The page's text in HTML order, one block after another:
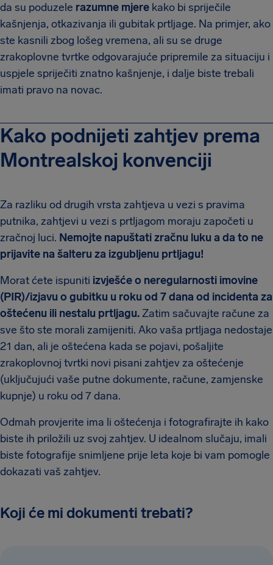
da su poduzele razumne mjere kako bi spriječile
kašnjenja, otkazivanja ili gubitak prtljage. Na primjer, ako
ste kasnili zbog lošeg vremena, ali su se druge
zrakoplovne tvrtke odgovarajuće pripremile za situaciju i
uspjele spriječiti znatno kašnjenje, i dalje biste trebali
imati pravo na novac.
Kako podnijeti zahtjev prema
Montrealskoj konvenciji
Za razliku od drugih vrsta zahtjeva u vezi s pravima
putnika, zahtjevi u vezi s prtljagom moraju započeti u
zračnoj luci. Nemojte napuštati zračnu luku a da to ne
prijavite na šalteru za izgubljenu prtljagu!
Morat ćete ispuniti izvješće o neregularnosti imovine
(PIR)/izjavu o gubitku u roku od 7 dana od incidenta za
oštećenu ili nestalu prtljagu.Zatim sačuvajte račune za
sve što ste morali zamijeniti. Ako vaša prtljaga nedostaje
21 dan, ali je oštećena kada se pojavi, pošaljite
zrakoplovnoj tvrtki novi pisani zahtjev za oštećenje
(uključujući vaše putne dokumente, račune, zamjenske
kupnje) u roku od 7 dana.
Odmah provjerite ima li oštećenja i fotografirajte ih kako
biste ih priložili uz svoj zahtjev. U idealnom slučaju, imali
biste fotografije snimljene prije leta koje bi vam pomogle
dokazati vaš zahtjev.
Koji će mi dokumenti trebati?